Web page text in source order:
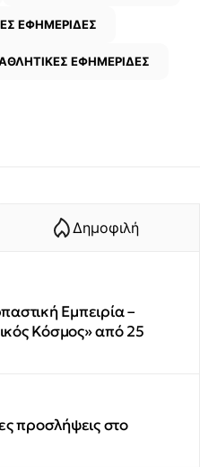
ΕΦΗΜΕΡΙΔΕΣ
ΕΦΗΜΕΡΙΔΕΣ
Δημοφιλή
Εμπειρία –
Κόσμος» από 25
προσλήψεις στο